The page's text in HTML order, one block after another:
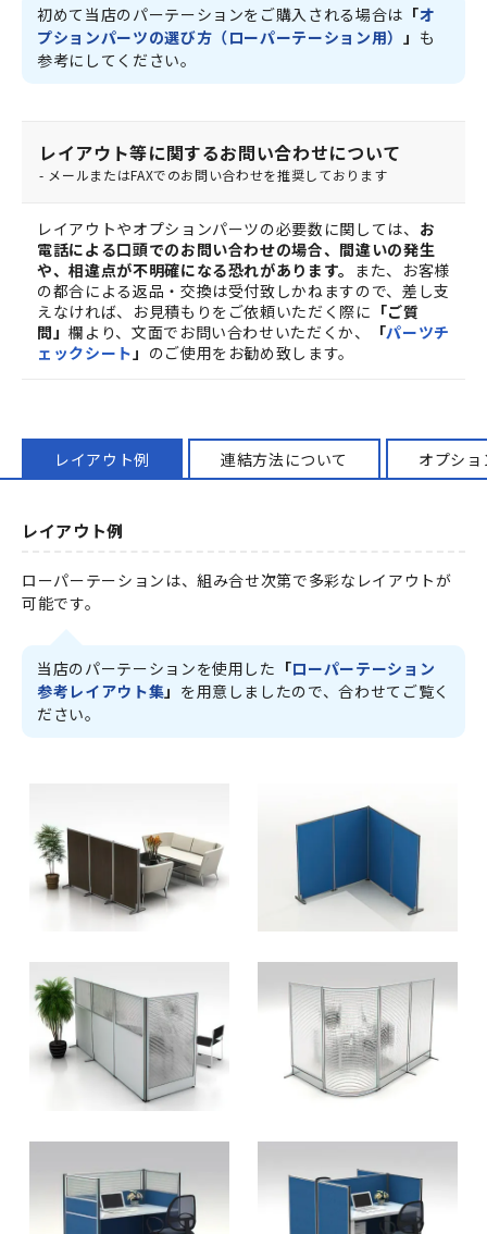
初めて当店のパーテーションをご購入される場合は 「オ
プションパーツの選び方（ローパーテーション用）
」 も
参考にしてください。
レイアウト等に関するお問い合わせについて
- メールまたはFAXでのお問い合わせを推奨しております
レイアウトやオプションパーツの必要数に関しては、 お
電話による口頭でのお問い合わせの場合、間違いの発生
や、相違点が不明確になる恐れがあります。 また、お客様
の都合による返品・交換は受付致しかねますので、差し支
えなければ、お見積もりをご依頼いただく際に 「ご質
問」欄より、文面でお問い合わせいただくか、 「パーツチ
ェックシート」 のご使用をお勧め致します。
レイアウト例 連結方法について オプシ
レイアウト例
ローパーテーションは、組み合せ次第で多彩なレイアウトが
可能です。
当店のパーテーションを使用した 「ローパーテーション
参考レイアウト集」 を用意しましたので、合わせてご覧く
ださい。